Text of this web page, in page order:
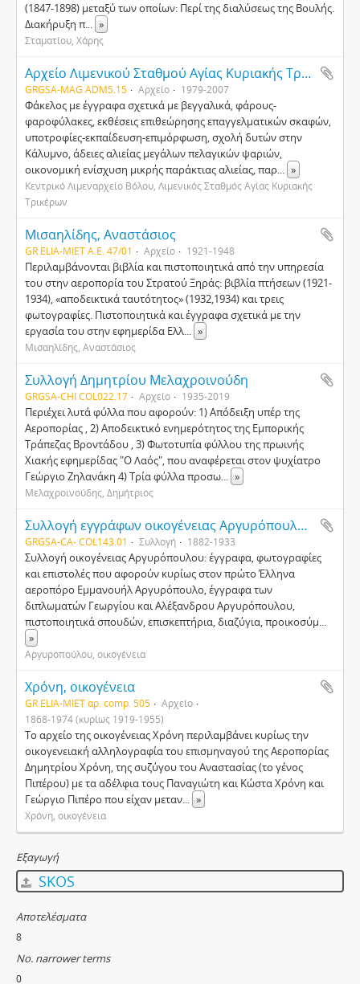
(1847-1898) μεταξύ των οποίων: Περί της διαλύσεως της Βουλής.
Διακήρυξη π... »
Σταματίου, Χάρης
Αρχείο Λιμενικού Σταθμού Αγίας Κυριακής Τρικέρων
GRGSA-MAG ADM5.15 Αρχείο 1979-2007
Φάκελος με έγγραφα σχετικά με βεγγαλικά, φάρους-
φαροφύλακες, εκθέσεις επιθεώρησης επαγγελματικών σκαφών,
υποτροφίες-εκπαίδευση-επιμόρφωση, σχολή δυτών στην
Κάλυμνο, άδειες αλιείας μεγάλων πελαγικών ψαριών,
οικονομική ενίσχυση μικρής παράκτιας αλιείας, παρ... »
Κεντρικό Λιμεναρχείο Βόλου, Λιμενικός Σταθμός Αγίας Κυριακής
Τρικέρων
Μισαηλίδης, Αναστάσιος
GR ELIA-MIET Α.Ε. 47/01 Αρχείο 1921-1948
Περιλαμβάνονται βιβλία και πιστοποιητικά από την υπηρεσία
του στην αεροπορία του Στρατού Ξηράς: βιβλία πτήσεων (1921-
1934), «αποδεικτικά ταυτότητος» (1932,1934) και τρεις
φωτογραφίες. Πιστοποιητικά και έγγραφα σχετικά με την
εργασία του στην εφημερίδα Ελλ... »
Μισαηλίδης, Αναστάσιος
Συλλογή Δημητρίου Μελαχροινούδη
GRGSA-CHI COL022.17 Αρχείο 1935-2019
Περιέχει λυτά φύλλα που αφορούν: 1) Απόδειξη υπέρ της
Αεροπορίας , 2) Αποδεικτικό ενημερότητος της Εμπορικής
Τράπεζας Βροντάδου , 3) Φωτοτυπία φύλλου της πρωινής
Χιακής εφημερίδας "Ο Λαός", που αναφέρεται στον ψυχίατρο
Γεώργιο Ζηλανάκη 4) Τρία φύλλα προσω... »
Μελαχροινούδης, Δημήτριος
Συλλογή εγγράφων οικογένειας Αργυρόπουλου (Κ139β)
GRGSA-CA- COL143.01 Συλλογή 1882-1933
Συλλογή οικογένειας Αργυρόπουλου: έγγραφα, φωτογραφίες
και επιστολές που αφορούν κυρίως στον πρώτο Έλληνα
αεροπόρο Εμμανουήλ Αργυρόπουλο, έγγραφα των
διπλωματών Γεωργίου και Αλέξανδρου Αργυρόπουλου,
πιστοποιητικά σπουδών, επισκεπτήρια, διαζύγια, προικοσύμ...
»
Αργυροπούλου, οικογένεια
Χρόνη, οικογένεια
GR ELIA-MIET αρ. comp. 505
Αρχείο
1868-1974 (κυρίως 1919-1955)
Το αρχείο της οικογένειας Χρόνη περιλαμβάνει κυρίως την
οικογενειακή αλληλογραφία του επισμηναγού της Αεροπορίας
Δημητρίου Χρόνη, της συζύγου του Αναστασίας (το γένος
Πιπέρου) με τα αδέλφια τους Παναγιώτη και Κώστα Χρόνη και
Γεώργιο Πιπέρο που είχαν μεταν... »
Χρόνη, οικογένεια
Εξαγωγή
SKOS
Αποτελέσματα
8
No. narrower terms
0